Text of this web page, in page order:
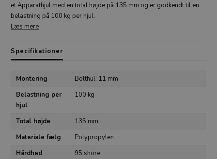
et Apparathjul med en total højde på 135 mm og er godkendt til en
belastning på 100 kg per hjul.
Læs mere
Specifikationer
Montering
Bolthul: 11 mm
Belastning per
hjul
100 kg
Total højde
135 mm
Materiale fælg
Polypropylen
Hårdhed
95 shore